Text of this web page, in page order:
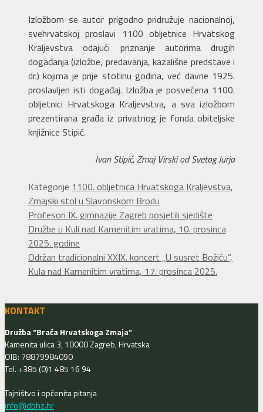
Izložbom se autor prigodno pridružuje nacionalnoj,
svehrvatskoj proslavi 1100 obljetnice Hrvatskog
Kraljevstva odajući priznanje autorima drugih
događanja (izložbe, predavanja, kazališne predstave i
dr.) kojima je prije stotinu godina, već davne 1925.
proslavljen isti događaj. Izložba je posvećena 1100.
obljetnici Hrvatskoga Kraljevstva, a sva izložbom
prezentirana građa iz privatnog je fonda obiteljske
knjižnice Stipić.
Ivan Stipić, Zmaj Virski od Svetog Jurja
Kategorije 1100. obljetnica Hrvatskoga Kraljevstva,
Zmajski stol u Slavonskom Brodu
Profesori IX. gimnazije Zagreb posjetili sjedište
Družbe u Kuli nad Kamenitim vratima, 10. prosinca
2025. godine
Održan tradicionalni XXIX. koncert „U susret Božiću“,
Kula nad Kamenitim vratima, 17. prosinca 2025.
KONTAKT
Družba “Braća Hrvatskoga Zmaja”
Kamenita ulica 3, 10000 Zagreb, Hrvatska
OIB: 78879984090
Tel. +385 (0)1 485 16 94
Tajništvo i općenita pitanja
info@dbhz.hr